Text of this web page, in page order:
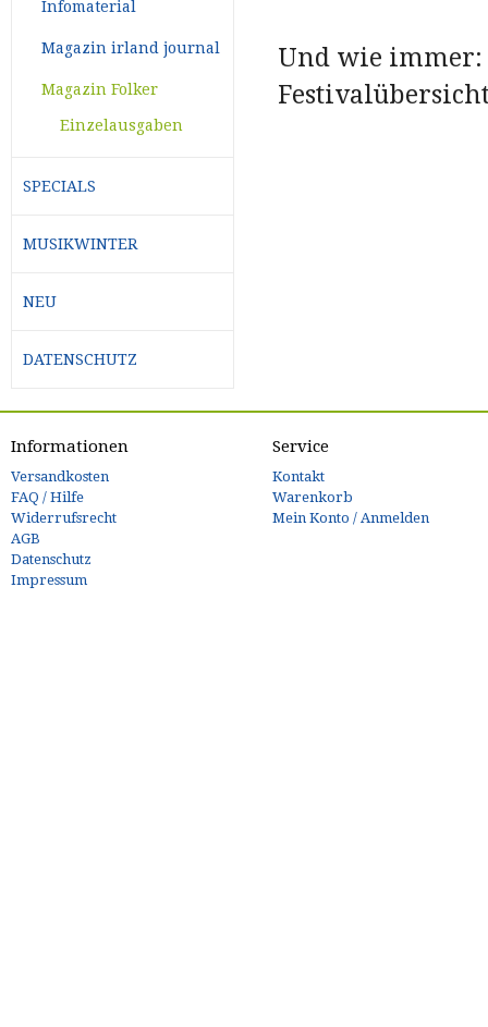
Und wie immer:
Infomaterial
Magazin irland journal
Magazin Folker
Einzelausgaben
SPECIALS
MUSIKWINTER
NEU
DATENSCHUTZ
Informationen
Versandkosten
FAQ / Hilfe
Widerrufsrecht
AGB
Datenschutz
Impressum
Service
Kontakt
Warenkorb
Mein Konto / Anmelden